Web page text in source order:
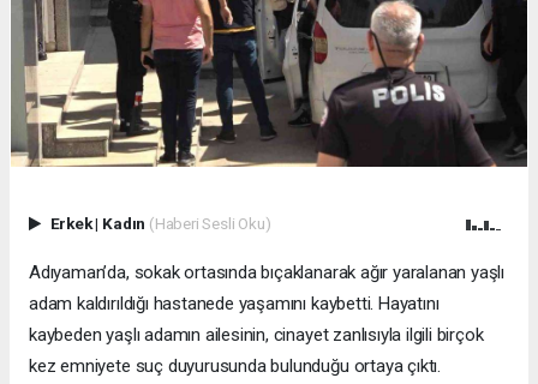
Erkek| Kadın (Haberi Sesli Oku)
Adıyaman’da, sokak ortasında bıçaklanarak ağır yaralanan yaşlı
adam kaldırıldığı hastanede yaşamını kaybetti. Hayatını
kaybeden yaşlı adamın ailesinin, cinayet zanlısıyla ilgili birçok
kez emniyete suç duyurusunda bulunduğu ortaya çıktı.